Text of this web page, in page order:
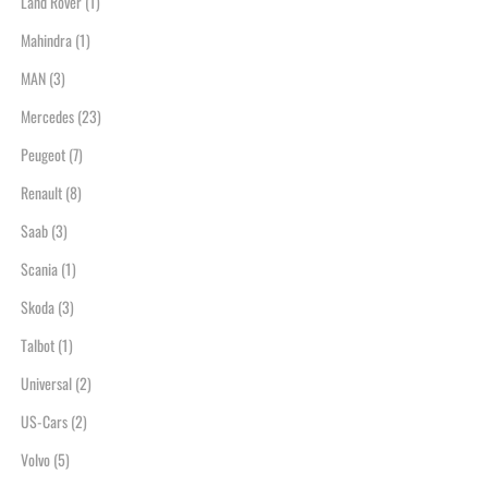
Mahindra(1)
MAN(3)
Mercedes(23)
Peugeot(7)
Renault(8)
Saab(3)
Scania(1)
Skoda(3)
Talbot(1)
Universal(2)
US-Cars(2)
Volvo(5)